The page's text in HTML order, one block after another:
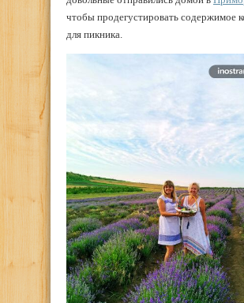
чтобы продегустировать содержимое
для пикника.